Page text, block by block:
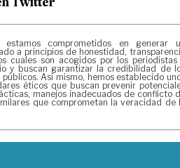
Twitter
estamos comprometidos en generar
a principios de honestidad,
cuales son acogidos por los periodistas
y buscan garantizar la credibilidad de
Así mismo, hemos establecido
éticos que buscan prevenir
manejos inadecuados de conflicto
que comprometan la veracidad de